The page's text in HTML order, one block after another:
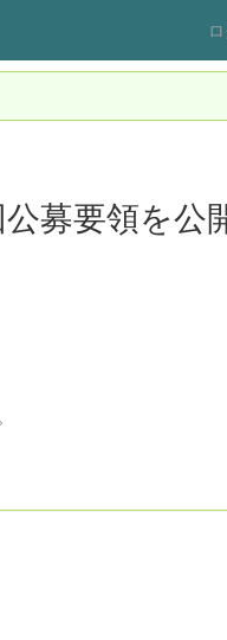
募要領を公